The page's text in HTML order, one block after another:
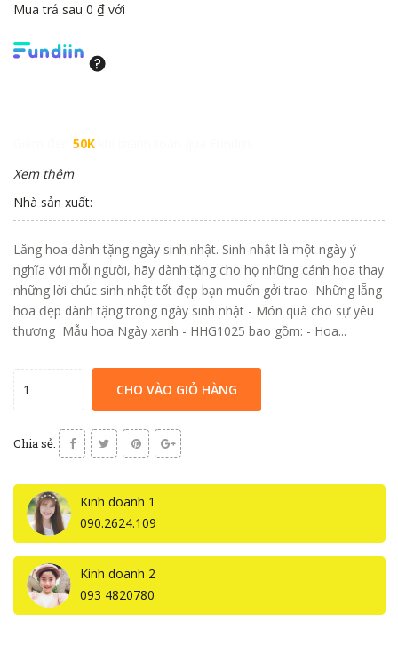
Mua trả sau 0 ₫ với
50K
Xem thêm
Nhà sản xuất:
Lẵng hoa dành tặng ngày sinh nhật. Sinh nhật là một ngày ý
nghĩa với mỗi người, hãy dành tặng cho họ những cánh hoa thay
những lời chúc sinh nhật tốt đẹp bạn muốn gởi trao Những lẵng
hoa đẹp dành tặng trong ngày sinh nhật - Món quà cho sự yêu
thương Mẫu hoa Ngày xanh - HHG1025 bao gồm: - Hoa...
CHO VÀO GIỎ HÀNG
Chia sẻ:
Kinh doanh 1
090.2624.109
Kinh doanh 2
093 4820780